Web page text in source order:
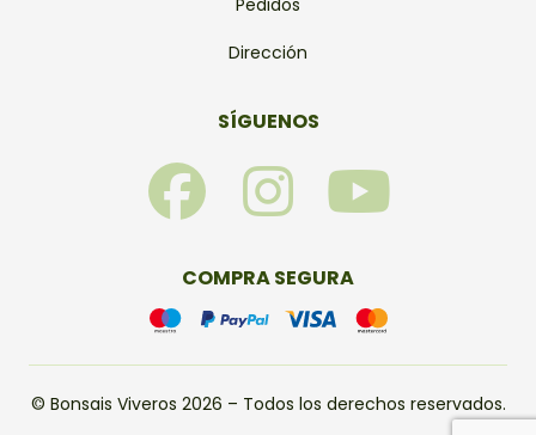
Dirección
SÍGUENOS
F
a
c
e
b
I
n
s
t
a
Y
o
u
t
u
COMPRA SEGURA
© Bonsais Viveros 2026 – Todos los derechos reservados.